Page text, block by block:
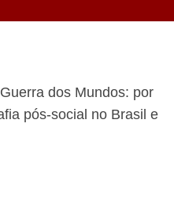
dos Mundos: por
pós-social no Brasil e